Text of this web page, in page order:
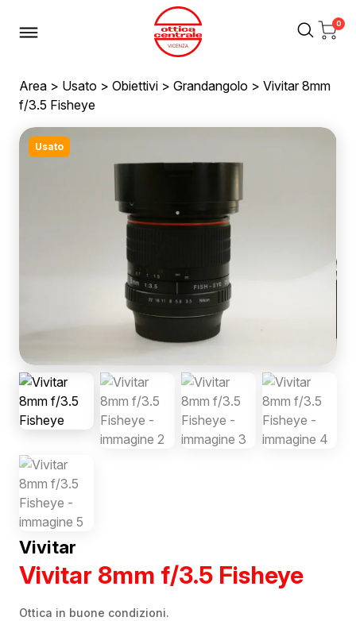
0
Area > Usato > Obiettivi > Grandangolo > Vivitar 8mm
f/3.5 Fisheye
Usato
Vivitar
Vivitar 8mm f/3.5 Fisheye
Ottica in buone condizioni.